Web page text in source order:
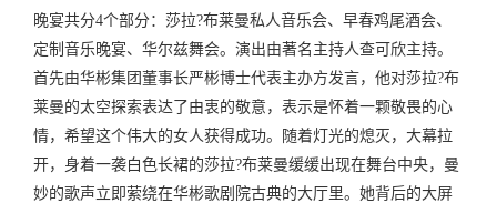
晚宴共分4个部分：莎拉?布莱曼私人音乐会、早春鸡尾酒会、
定制音乐晚宴、华尔兹舞会。演出由著名主持人查可欣主持。
首先由华彬集团董事长严彬博士代表主办方发言，他对莎拉?布
莱曼的太空探索表达了由衷的敬意，表示是怀着一颗敬畏的心
情，希望这个伟大的女人获得成功。随着灯光的熄灭，大幕拉
开，身着一袭白色长裙的莎拉?布莱曼缓缓出现在舞台中央，曼
妙的歌声立即萦绕在华彬歌剧院古典的大厅里。她背后的大屏